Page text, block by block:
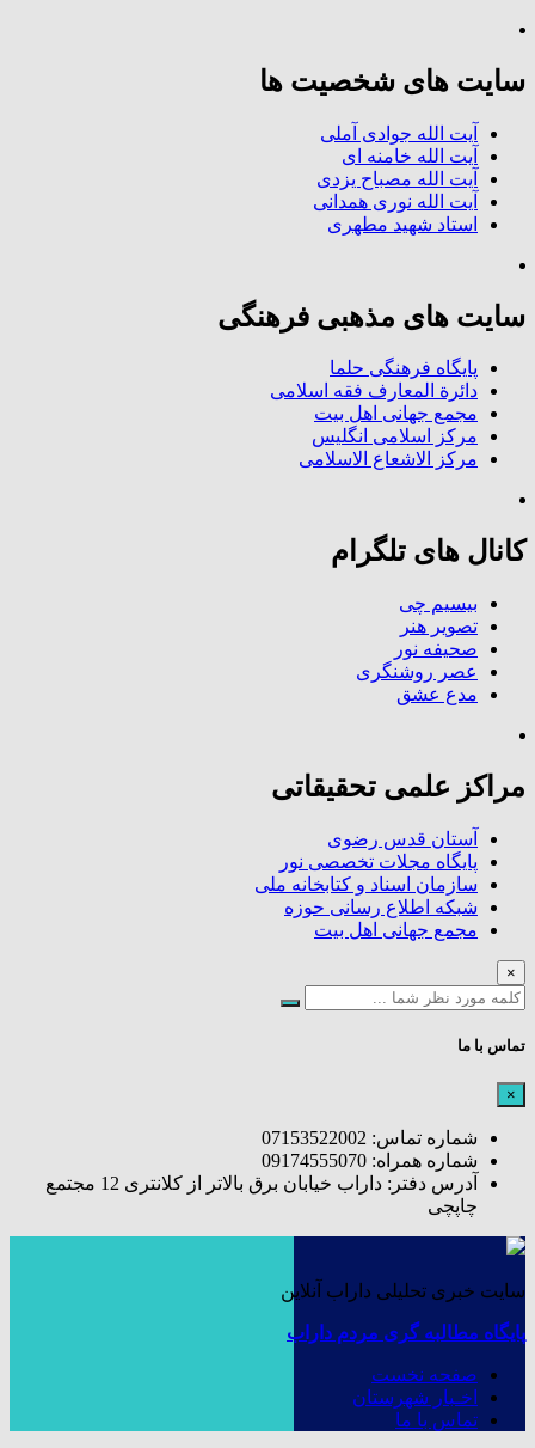
سایت های شخصیت ها
آیت الله جوادی آملی
آیت الله خامنه ای
آیت الله مصباح یزدی
آیت الله نوری همدانی
استاد شهید مطهری
سایت های مذهبی فرهنگی
پایگاه فرهنگی حلما
دائرة المعارف فقه اسلامی
مجمع جهانی اهل بیت
مرکز اسلامی انگلیس
مرکز الاشعاع الاسلامی
کانال های تلگرام
بیسیم چی
تصویر هنر
صحیفه نور
عصر روشنگری
مدع عشق
مراکز علمی تحقیقاتی
آستان قدس رضوی
پایگاه مجلات تخصصی نور
سازمان اسناد و کتابخانه ملی
شبکه اطلاع رسانی حوزه
مجمع جهانی اهل بیت
×
تماس با ما
×
شماره تماس: 07153522002
شماره همراه: 09174555070
آدرس دفتر: داراب خیابان برق بالاتر از کلانتری 12 مجتمع
چاپچی
سایت خبری تحلیلی داراب آنلاین
پایگاه مطالبه گری مردم داراب
صفحه نخست
اخـبار شهرستان
تماس با ما